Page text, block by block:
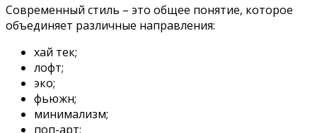
Современный стиль – это общее понятие, которое
объединяет различные направления:
хай тек;
лофт;
эко;
фьюжн;
минимализм;
поп-арт;